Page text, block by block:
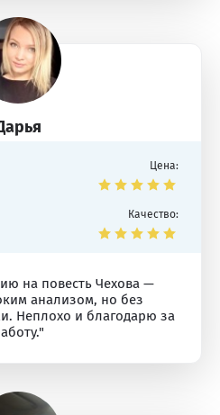
Цена:
Качество:
на повесть Чехова —
анализом, но без
Неплохо и благодарю за